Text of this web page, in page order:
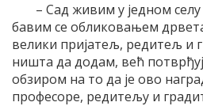
– Сад живим у једном
бавим се обликовањем
велики пријатељ, редитељ и
ништа да додам, већ
обзиром на то да је ово
професоре, редитељу и